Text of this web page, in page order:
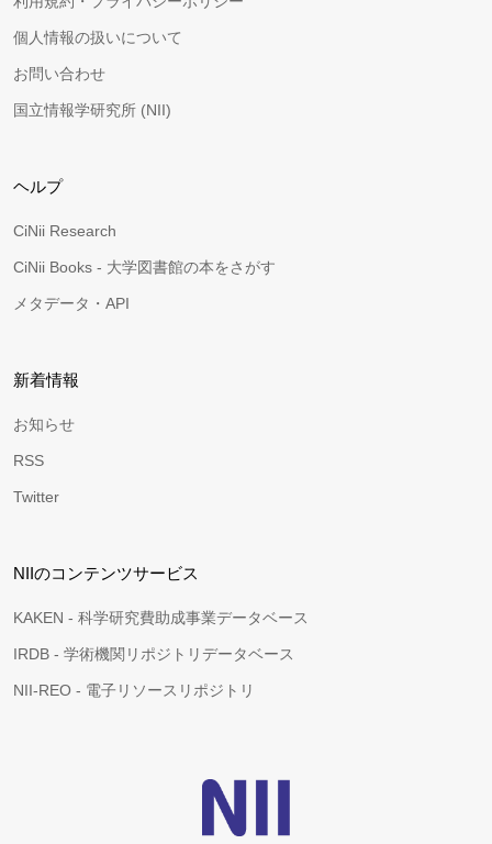
個人情報の扱いについて
お問い合わせ
国立情報学研究所 (NII)
ヘルプ
CiNii Research
CiNii Books - 大学図書館の本をさがす
メタデータ・API
新着情報
お知らせ
RSS
Twitter
NIIのコンテンツサービス
KAKEN - 科学研究費助成事業データベース
IRDB - 学術機関リポジトリデータベース
NII-REO - 電子リソースリポジトリ